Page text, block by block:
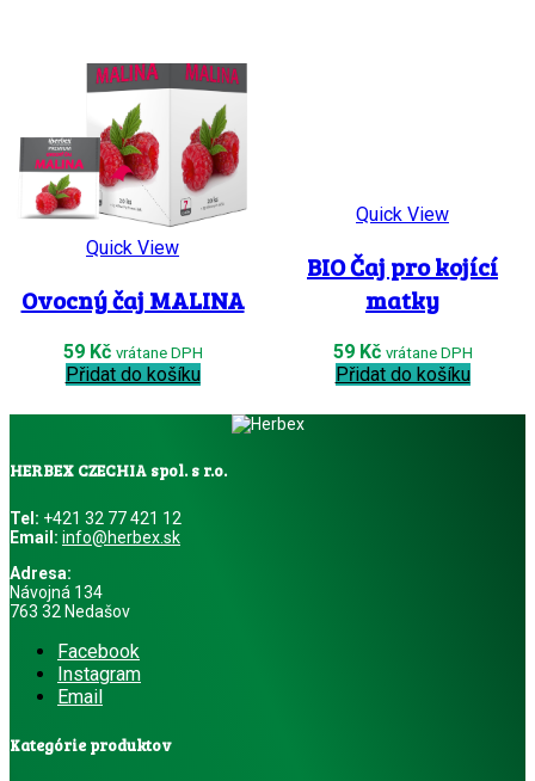
Quick View
Ovocný čaj MALINA
59 Kč vrátane DPH
Přidat do košíku
Quick View
BIO Čaj pro kojící
matky
59 Kč vrátane DPH
Přidat do košíku
HERBEX CZECHIA spol. s r.o.
Tel: +421 32 77 421 12
Email: info@herbex.sk
Adresa:
Návojná 134
763 32 Nedašov
Facebook
Instagram
Email
Kategórie produktov